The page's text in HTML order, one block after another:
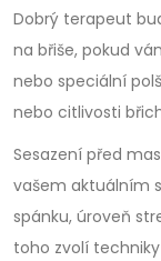
Dobrý terapeut
na břiše, pokud
nebo speciální
nebo citlivosti
Sesazení před
vašem aktuálním
spánku, úroveň
toho zvolí